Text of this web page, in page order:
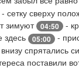
- сетку сверху
зимуют 04:50
-
здесь 05:00 -
спрятались
поставили